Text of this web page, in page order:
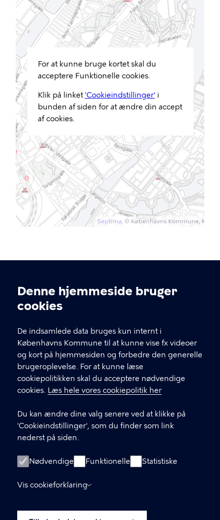
Cookieindstillinger
Denne hjemmeside bruger
cookies
De indsamlede data bruges kun internt i
Københavns Kommune til at kunne vise fx videoer
og kort på hjemmesiden og forbedre den generelle
brugeroplevelse. For at kunne læse
cookiepolitikken skal du acceptere nødvendige
cookies. Læs hele vores cookiepolitik her
Du kan ændre dine valg senere ved at klikke på
'Cookieindstillinger', som du finder som link
nederst på siden.
Nødvendige Funktionelle Statistiske
Vis cookieforklaring
For at kunne bruge kortet skal du
acceptere Funktionelle cookies.
Klik på linket 'Cookieindstillinger'i
bunden af siden for at ændre din accept
af cookies.
KONTAKT OS
Lars Peter Ladefoged Jensen
Louise Haugaard
Socialpsykiatri København